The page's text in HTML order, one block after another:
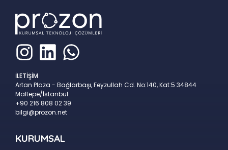
İLETİŞİM
Artan Plaza - Bağlarbaşı, Feyzullah Cd. No:140, Kat:5 34844
Maltepe/İstanbul
+90 216 808 02 39
bilgi@prozon.net
KURUMSAL